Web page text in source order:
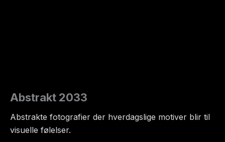
Abstrakt 2033
Abstrakte fotografier der hverdagslige motiver blir til
visuelle følelser.